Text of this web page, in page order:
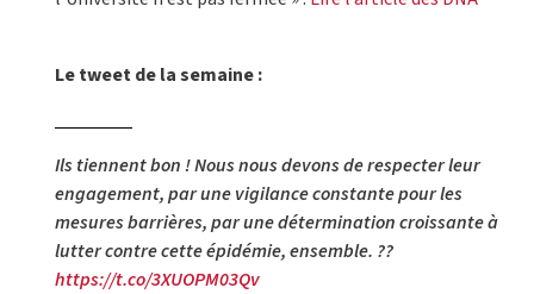
Le tweet de la semaine :
Ils tiennent bon ! Nous nous devons de respecter leur
engagement, par une vigilance constante pour les
mesures barrières, par une détermination croissante à
lutter contre cette épidémie, ensemble. ??
https://t.co/3XUOPM03Qv